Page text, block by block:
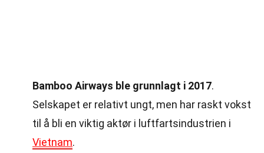
Bamboo Airways ble grunnlagt i 2017.
Selskapet er relativt ungt, men har raskt vokst
til å bli en viktig aktør i luftfartsindustrien i
Vietnam.